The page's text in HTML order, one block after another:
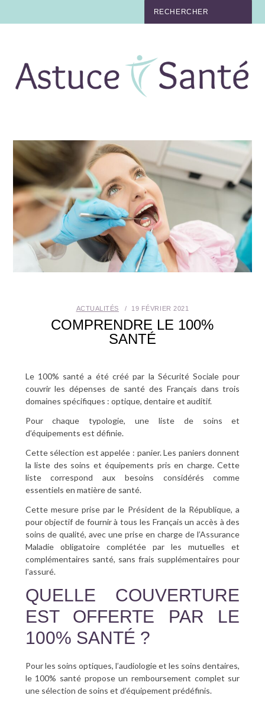
TABAC
NUTRITION
MÉDECINE
MÉDECINE DOUCE
BIEN-ÊTRE
ACTUALITÉS 19 FÉVRIER 2021
COMPRENDRE LE 100%
SANTÉ
Le 100% santé a été créé par la Sécurité Sociale pour
couvrir les dépenses de santé des Français dans trois
domaines spécifiques : optique, dentaire et auditif.
Pour chaque typologie, une liste de soins et
d’équipements est définie.
Cette sélection est appelée : panier. Les paniers donnent
la liste des soins et équipements pris en charge. Cette
liste correspond aux besoins considérés comme
essentiels en matière de santé.
Cette mesure prise par le Président de la République, a
pour objectif de fournir à tous les Français un accès à des
soins de qualité, avec une prise en charge de l’Assurance
Maladie obligatoire complétée par les mutuelles et
complémentaires santé, sans frais supplémentaires pour
l’assuré.
QUELLE COUVERTURE
EST OFFERTE PAR LE
100% SANTÉ ?
Pour les soins optiques, l’audiologie et les soins dentaires,
le 100% santé propose un remboursement complet sur
une sélection de soins et d’équipement prédéfinis.